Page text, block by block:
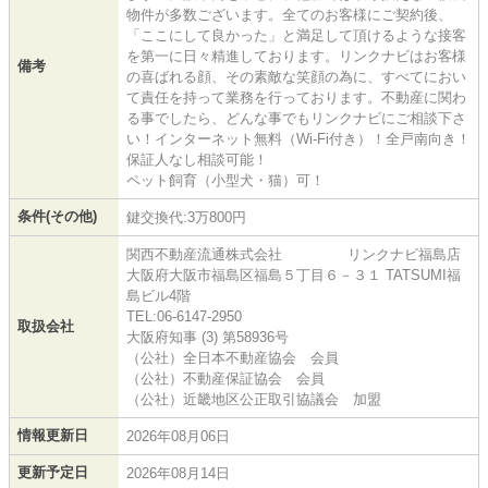
備考
物件が多数ございます。全てのお客様にご契約後、
「ここにして良かった」と満足して頂けるような接客
を第一に日々精進しております。リンクナビはお客様
の喜ばれる顔、その素敵な笑顔の為に、すべてにおい
て責任を持って業務を行っております。不動産に関わ
る事でしたら、どんな事でもリンクナビにご相談下さ
い！インターネット無料（Wi-Fi付き）！全戸南向き！
保証人なし相談可能！
ペット飼育（小型犬・猫）可！
条件(その他) 鍵交換代:3万800円
取扱会社
関西不動産流通株式会社 リンクナビ福島店
大阪府大阪市福島区福島５丁目６－３１ TATSUMI福
島ビル4階
TEL:06-6147-2950
大阪府知事 (3) 第58936号
（公社）全日本不動産協会 会員
（公社）不動産保証協会 会員
（公社）近畿地区公正取引協議会 加盟
情報更新日 2026年08月06日
更新予定日 2026年08月14日